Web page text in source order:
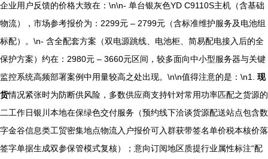
企业用户反馈的价格大致在：\n\n- 单台银灰色YD C9110S主机（含基础
物流），市场参考报价为：2299元 – 2799元（含标准维护服务及电池组
标配）。\n- 含全配套方案（双电源跳线、电池柜、简易配电接入后的全
保护方案）约在：2980元 – 3660元区间，较多面向中小型服务器与关键
监控系统高频部署案例中用量较高之处出现。\n\n值得注意的是：\n1. 现
货情况紧张时为防断供风险，多数供应商支持针对常用功率匹配之货源的
二工作日银川本地在保绿色交付服务（预约线下洽谈货源配送站点包含数
字金谷信息类工贸密集地点物流入户报价可入群获带签名单价税本核价落
签字单据生成双参保管模式复核）；意向订阅地区质提行业属性标注“配